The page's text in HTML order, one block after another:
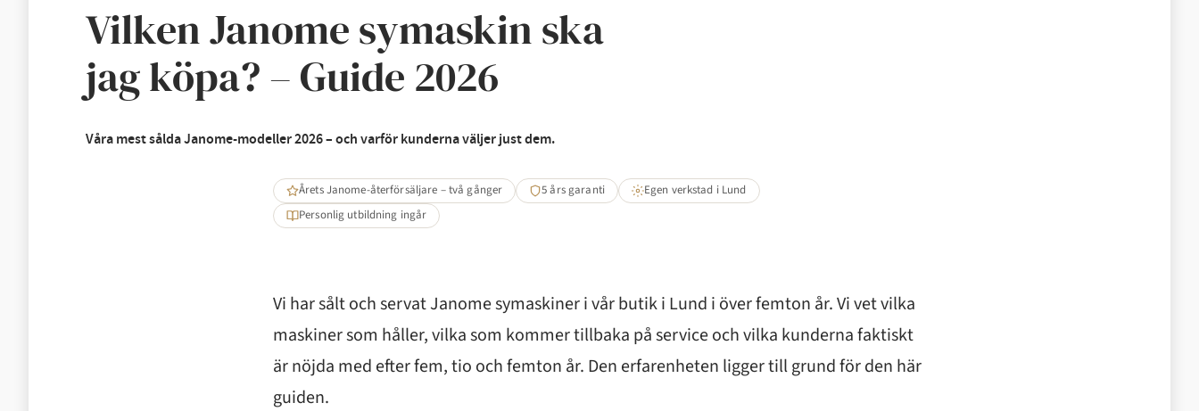
Vilken Janome symaskin ska
jag köpa? – Guide 2026
Våra mest sålda Janome-modeller 2026 – och varför kunderna väljer just dem.
Årets Janome-återförsäljare – två gånger 5 års garanti
Egen verkstad i Lund
Personlig utbildning ingår
Vi har sålt och servat Janome symaskiner i vår butik i Lund i över femton år. Vi vet vilka
maskiner som håller, vilka som kommer tillbaka på service och vilka kunderna faktiskt
är nöjda med efter fem, tio och femton år. Den erfarenheten ligger till grund för den här
guiden.